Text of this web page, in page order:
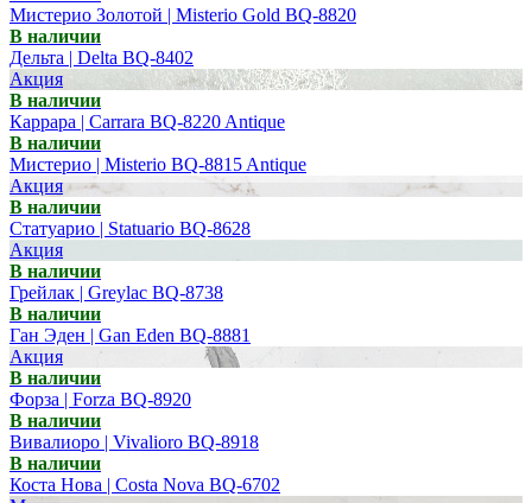
Мистерио Золотой | Misterio Gold BQ-8820
В наличии
Дельта | Delta BQ-8402
Акция
В наличии
Каррара | Carrara BQ-8220 Antique
В наличии
Мистерио | Misterio BQ-8815 Antique
Акция
В наличии
Статуарио | Statuario BQ-8628
Акция
В наличии
Грейлак | Greylac BQ-8738
В наличии
Ган Эден | Gan Eden BQ-8881
Акция
В наличии
Форза | Forza BQ-8920
В наличии
Вивалиоро | Vivalioro BQ-8918
В наличии
Коста Нова | Costa Nova BQ-6702